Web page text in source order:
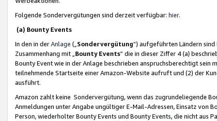
Folgende Sondervergütungen sind derzeit verfügbar: hier.
(a) Bounty Events
In den in derAnlage („ Sondervergütung“) aufgeführten Ländern
Zusammenhang mit „ Bounty Events“ die in dieser Ziffer 4 (a)
Bounty Event wie in der Anlage beschrieben anspruchsberechtigt sein
teilnehmende Startseite einer Amazon-Website aufruft und (2) der
ausführt.
Amazon zahlt keine Sondervergütung, wenn das zugrundeliegende
Anmeldungen unter Angabe ungültiger E-Mail-Adressen, Einsatz von
Person, wiederholter Bounty Events und Bounty Events, die nicht